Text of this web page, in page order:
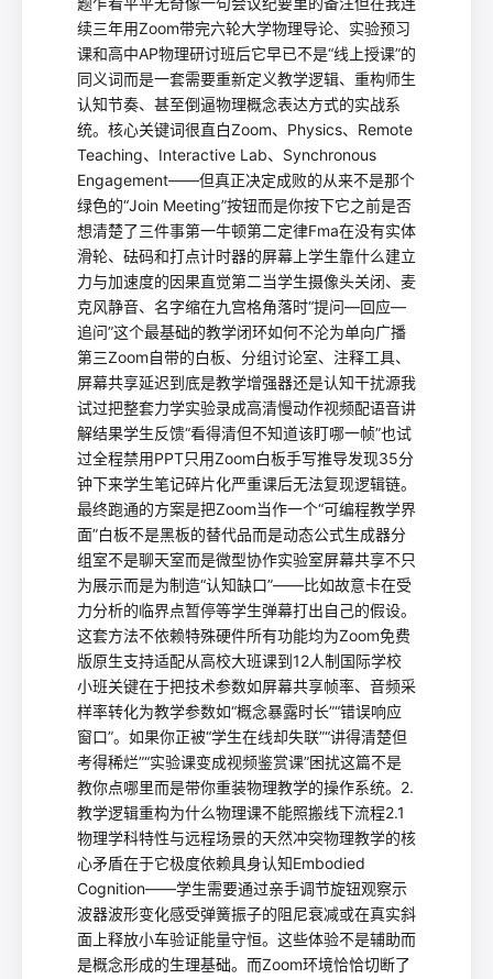
续三年用Zoom带完六轮大学物理导论、实验预习
课和高中AP物理研讨班后它早已不是“线上授课”的
同义词而是一套需要重新定义教学逻辑、重构师生
认知节奏、甚至倒逼物理概念表达方式的实战系
统。核心关键词很直白Zoom、Physics、Remote
Teaching、Interactive Lab、Synchronous
Engagement——但真正决定成败的从来不是那个
绿色的“Join Meeting”按钮而是你按下它之前是否
想清楚了三件事第一牛顿第二定律Fma在没有实体
滑轮、砝码和打点计时器的屏幕上学生靠什么建立
力与加速度的因果直觉第二当学生摄像头关闭、麦
克风静音、名字缩在九宫格角落时“提问—回应—
追问”这个最基础的教学闭环如何不沦为单向广播
第三Zoom自带的白板、分组讨论室、注释工具、
屏幕共享延迟到底是教学增强器还是认知干扰源我
试过把整套力学实验录成高清慢动作视频配语音讲
解结果学生反馈“看得清但不知道该盯哪一帧”也试
过全程禁用PPT只用Zoom白板手写推导发现35分
钟下来学生笔记碎片化严重课后无法复现逻辑链。
最终跑通的方案是把Zoom当作一个“可编程教学界
面”白板不是黑板的替代品而是动态公式生成器分
组室不是聊天室而是微型协作实验室屏幕共享不只
为展示而是为制造“认知缺口”——比如故意卡在受
力分析的临界点暂停等学生弹幕打出自己的假设。
这套方法不依赖特殊硬件所有功能均为Zoom免费
版原生支持适配从高校大班课到12人制国际学校
小班关键在于把技术参数如屏幕共享帧率、音频采
样率转化为教学参数如“概念暴露时长”“错误响应
窗口”。如果你正被“学生在线却失联”“讲得清楚但
考得稀烂”“实验课变成视频鉴赏课”困扰这篇不是
教你点哪里而是带你重装物理教学的操作系统。2.
教学逻辑重构为什么物理课不能照搬线下流程2.1
物理学科特性与远程场景的天然冲突物理教学的核
心矛盾在于它极度依赖具身认知Embodied
Cognition——学生需要通过亲手调节旋钮观察示
波器波形变化感受弹簧振子的阻尼衰减或在真实斜
面上释放小车验证能量守恒。这些体验不是辅助而
是概念形成的生理基础。而Zoom环境恰恰切断了